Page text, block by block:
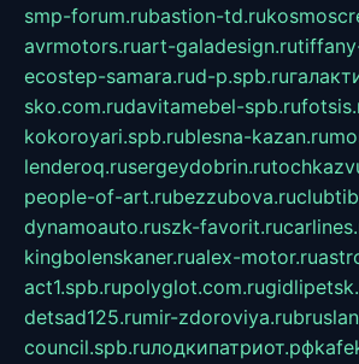
smp-forum.rubastion-td.ru
avrmotors.ruart-galadesign.ru
ecostep-samara.rud-p.spb.ru
sko.com.rudavitamebel-spb.ru
kokoroyari.spb.rublesna-kazan.ru
lenderoq.rusergeydobrin.ru
people-of-art.rubezzubova.ru
dynamoauto.ruszk-favorit.ru
kingbolenskaner.rualex-motor.ru
act1.spb.rupolyglot.com.ru
detsad125.rumir-zdoroviya.ru
council.spb.ruлодкипатриот.рф